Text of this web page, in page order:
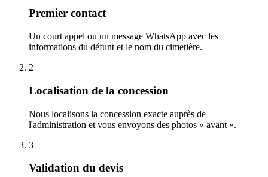
Premier contact
Un court appel ou un message WhatsApp avec les
informations du défunt et le nom du cimetière.
2
Localisation de la concession
Nous localisons la concession exacte auprès de
l'administration et vous envoyons des photos « avant ».
3
Validation du devis